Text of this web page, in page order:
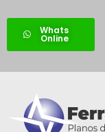
Whats
Online